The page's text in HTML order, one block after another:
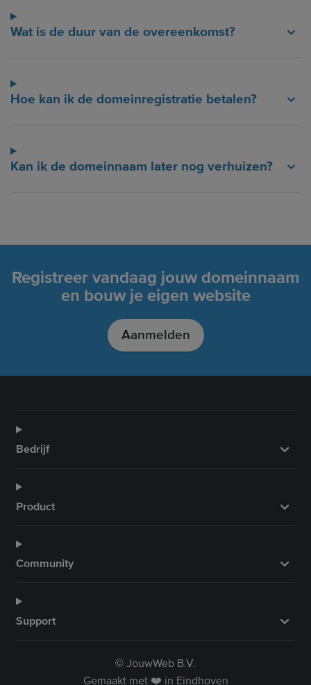
Wat is de duur van de overeenkomst?
Hoe kan ik de domeinregistratie betalen?
Kan ik de domeinnaam later nog verhuizen?
Registreer vandaag jouw domeinnaam
en bouw je eigen website
Aanmelden
Bedrijf
Product
Community
Support
© JouwWeb B.V.
Gemaakt met ❤️ in Eindhoven